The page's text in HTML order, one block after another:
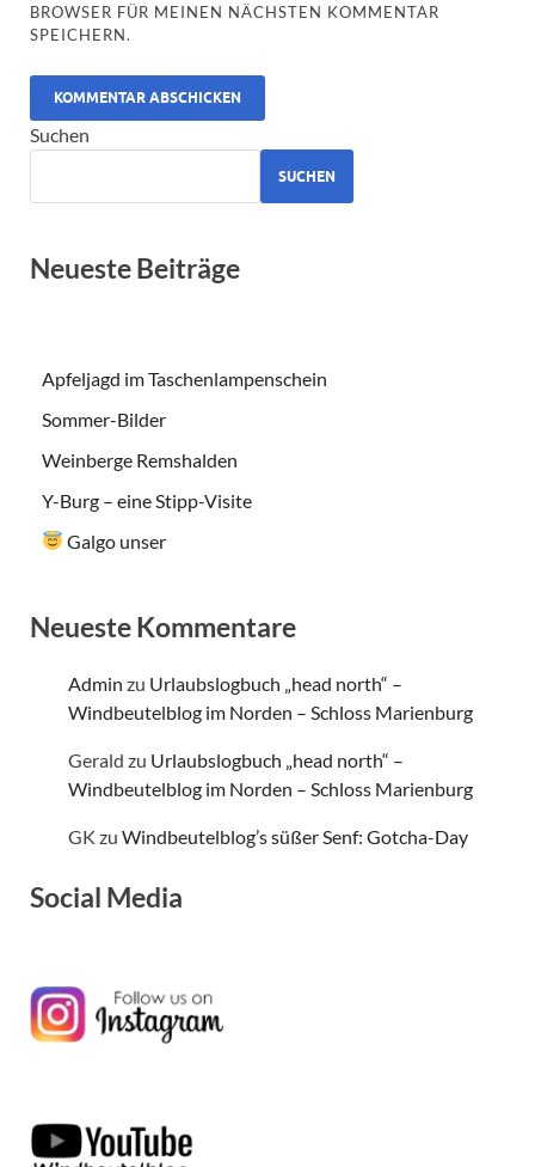
BROWSER FÜR MEINEN NÄCHSTEN KOMMENTAR
SPEICHERN.
ALTERNATIVE:
Suchen
SUCHEN
Neueste Beiträge
Apfeljagd im Taschenlampenschein
Sommer-Bilder
Weinberge Remshalden
Y-Burg – eine Stipp-Visite
Galgo unser
Neueste Kommentare
Admin zu Urlaubslogbuch „head north“ –
Windbeutelblog im Norden – Schloss Marienburg
Gerald zu Urlaubslogbuch „head north“ –
Windbeutelblog im Norden – Schloss Marienburg
GK zu Windbeutelblog’s süßer Senf: Gotcha-Day
Social Media